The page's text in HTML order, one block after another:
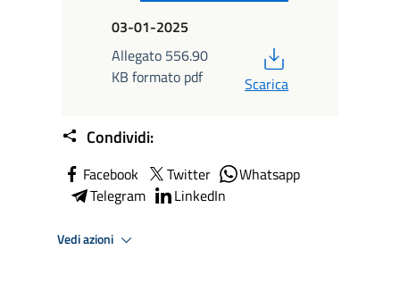
03-01-2025
Allegato 556.90
KB formato pdf
Scarica
Condividi:
Facebook Twitter
Whatsapp
Telegram
LinkedIn
Vedi azioni